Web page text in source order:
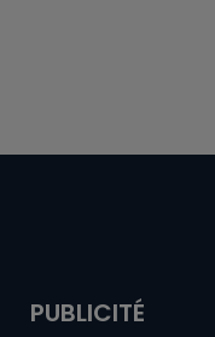
PUBLICITÉ